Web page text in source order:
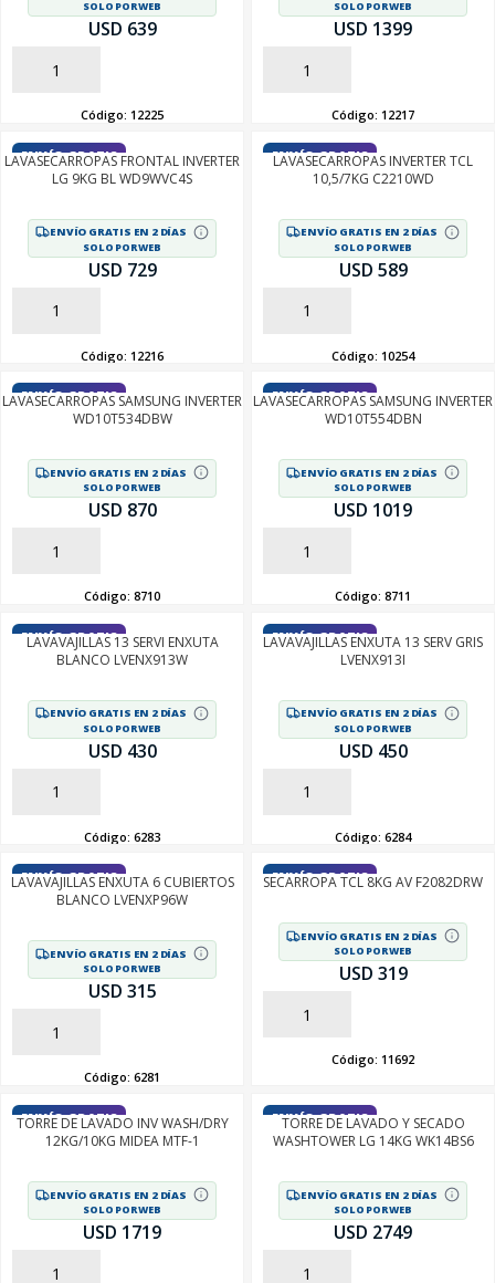
SOLO POR WEB
USD 639
AÑADIR
Código: 12225
SOLO POR WEB
USD 1399
AÑADIR
Código: 12217
ENVÍO GRATIS
LAVASECARROPAS FRONTAL INVERTER
LG 9KG BL WD9WVC4S
ENVÍO GRATIS EN 2 DÍAS
SOLO POR WEB
USD 729
AÑADIR
Código: 12216
ENVÍO GRATIS
LAVASECARROPAS INVERTER TCL
10,5/7KG C2210WD
ENVÍO GRATIS EN 2 DÍAS
SOLO POR WEB
USD 589
AÑADIR
Código: 10254
ENVÍO GRATIS
LAVASECARROPAS SAMSUNG INVERTER
WD10T534DBW
ENVÍO GRATIS EN 2 DÍAS
SOLO POR WEB
USD 870
AÑADIR
Código: 8710
ENVÍO GRATIS
LAVASECARROPAS SAMSUNG INVERTER
WD10T554DBN
ENVÍO GRATIS EN 2 DÍAS
SOLO POR WEB
USD 1019
AÑADIR
Código: 8711
ENVÍO GRATIS
LAVAVAJILLAS 13 SERVI ENXUTA
BLANCO LVENX913W
ENVÍO GRATIS EN 2 DÍAS
SOLO POR WEB
USD 430
AÑADIR
Código: 6283
ENVÍO GRATIS
LAVAVAJILLAS ENXUTA 13 SERV GRIS
LVENX913I
ENVÍO GRATIS EN 2 DÍAS
SOLO POR WEB
USD 450
AÑADIR
Código: 6284
ENVÍO GRATIS
LAVAVAJILLAS ENXUTA 6 CUBIERTOS
BLANCO LVENXP96W
ENVÍO GRATIS EN 2 DÍAS
SOLO POR WEB
USD 315
AÑADIR
Código: 6281
ENVÍO GRATIS
SECARROPA TCL 8KG AV F2082DRW
ENVÍO GRATIS EN 2 DÍAS
SOLO POR WEB
USD 319
AÑADIR
Código: 11692
ENVÍO GRATIS
TORRE DE LAVADO INV WASH/DRY
12KG/10KG MIDEA MTF-1
ENVÍO GRATIS EN 2 DÍAS
SOLO POR WEB
USD 1719
AÑADIR
ENVÍO GRATIS
TORRE DE LAVADO Y SECADO
WASHTOWER LG 14KG WK14BS6
ENVÍO GRATIS EN 2 DÍAS
SOLO POR WEB
USD 2749
AÑADIR
FINALIZÁ TU COMPRA